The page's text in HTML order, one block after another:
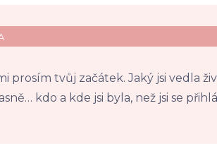
prosím tvůj začátek. Jaký jsi vedla
kdo a kde jsi byla, než jsi se